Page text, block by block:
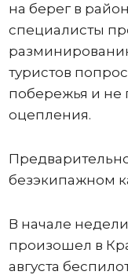
на берег в
специалисты
туристов
побережья и не
оцепления.
безэкипажном
В начале
произошел в
августа